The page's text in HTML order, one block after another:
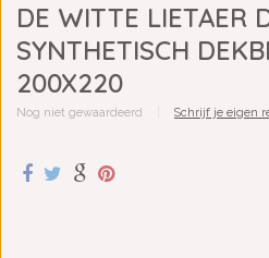
DE WITTE LIETAER
SYNTHETISCH
200X220
Nog niet gewaardeerd Schrijf je eigen